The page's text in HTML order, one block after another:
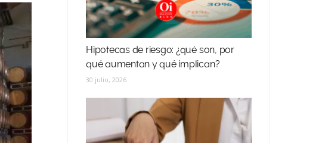
Hipotecas de riesgo: ¿qué son, por
qué aumentan y qué implican?
30 julio, 2026